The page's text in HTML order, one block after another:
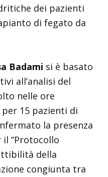
dei pazienti
di fegato da
Badami si è basato
all’analisi del
nelle ore
15 pazienti di
la presenza
“Protocollo
della
congiunta tra